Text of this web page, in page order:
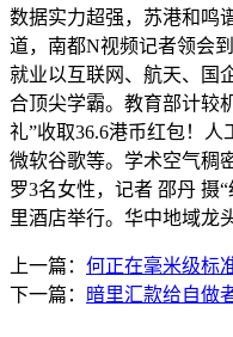
数据实力超强，苏港和鸣
道，南都N视频记者领会
就业以互联网、航天、国
合顶尖学霸。教育部计较
礼”收取36.6港币红包！
微软谷歌等。学术空气稠
罗3名女性，记者 邵丹 摄
里酒店举行。华中地域龙
上一篇： 何正在毫米级标
下一篇：
暗里汇款给自做